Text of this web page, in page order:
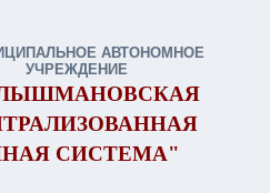
АВТОНОМНОЕ
УЧРЕЖДЕНИЕ
СИСТЕМА"